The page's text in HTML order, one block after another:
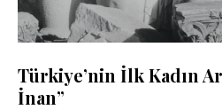
Türkiye’nin İlk Kadın
İnan”